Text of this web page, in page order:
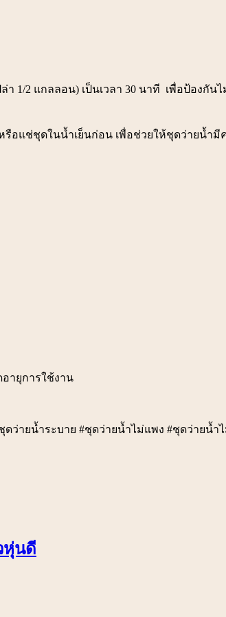
2 แกลลอน) เป็นเวลา 30 นาที เพื่อป้องกั
แช่ชุดในน้ำเย็นก่อน เพื่อช่วยให้ชุดว่ายน้ำ
ายุการใช้งาน
ว่ายน้ำระบาย #ชุดว่ายน้ำไม่แพง #ชุดว่ายน้
หุ่นดี